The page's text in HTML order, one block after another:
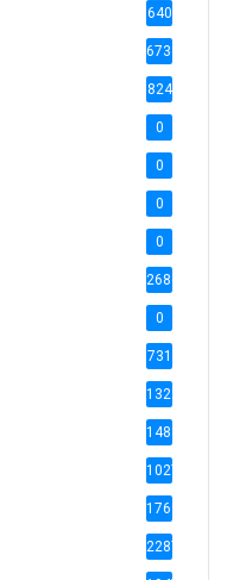
640
6738
824
0
0
0
0
2686
0
731
1321
1488
1027
1769
2287